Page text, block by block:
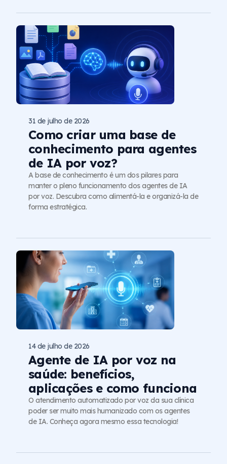
Como criar uma base de
conhecimento para agentes
de IA por voz?
31 de julho de 2026
A base de conhecimento é um dos pilares para
manter o pleno funcionamento dos agentes de IA
por voz. Descubra como alimentá-la e organizá-la de
forma estratégica.
Agente de IA por voz na
saúde: benefícios,
aplicações e como funciona
14 de julho de 2026
O atendimento automatizado por voz da sua clínica
poder ser muito mais humanizado com os agentes
de IA. Conheça agora mesmo essa tecnologia!